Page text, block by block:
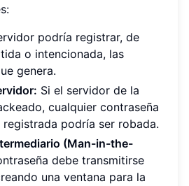
podría registrar, de
o intencionada, las
genera.
Si el servidor de la
cualquier contraseña
registrada podría ser robada.
(Man-in-the-
debe transmitirse
una ventana para la